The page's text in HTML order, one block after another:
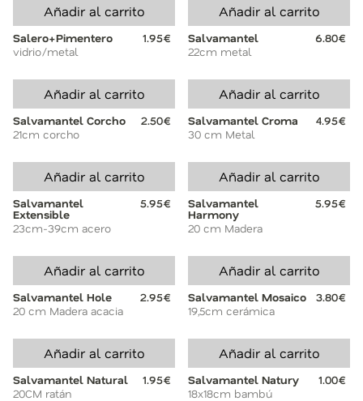
Añadir al carrito
Salero+Pimentero
1.95€
vidrio/metal
Añadir al carrito
Salvamantel
6.80€
22cm metal
Añadir al carrito
Salvamantel Corcho
2.50€
21cm corcho
Añadir al carrito
Salvamantel Croma
4.95€
30 cm Metal
Añadir al carrito
Salvamantel
Extensible
5.95€
23cm-39cm acero
Añadir al carrito
Salvamantel
Harmony
5.95€
20 cm Madera
Añadir al carrito
Salvamantel Hole
2.95€
20 cm Madera acacia
Añadir al carrito
Salvamantel Mosaico
3.80€
19,5cm cerámica
Añadir al carrito
Salvamantel Natural
1.95€
20CM ratán
Añadir al carrito
Salvamantel Natury
1.00€
18x18cm bambú